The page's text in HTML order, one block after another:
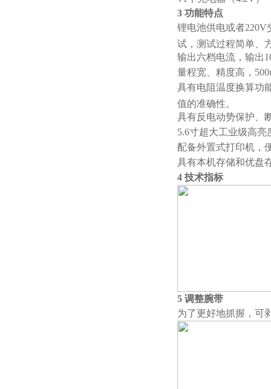
3 功能特点
锂电池供电或者
试，测试过程简单、
输出六档电流，输出
量程宽、精度高，
具有电阻温度换算功
值的准确性。
具有反电动势保护、
5.6寸超大工业级高
配备外置式打印机，
具有本机存储和优盘
4 技术指标
5 调整腕带
为了更好地抓握，可